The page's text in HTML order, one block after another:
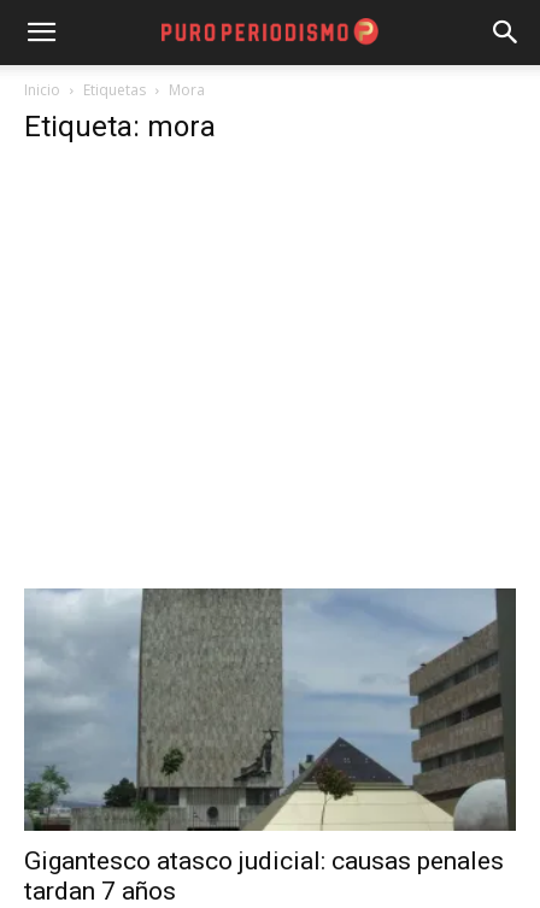
Inicio Etiquetas Mora
Etiqueta: mora
Gigantesco atasco judicial: causas penales
tardan 7 años